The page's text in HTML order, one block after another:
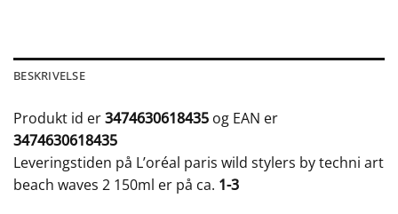
BESKRIVELSE
Produkt id er3474630618435 og EAN er
3474630618435
Leveringstiden på L’oréal paris wild stylers by techni art
beach waves 2 150ml er på ca. 1-3